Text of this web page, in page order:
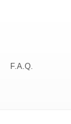
F.A.Q.